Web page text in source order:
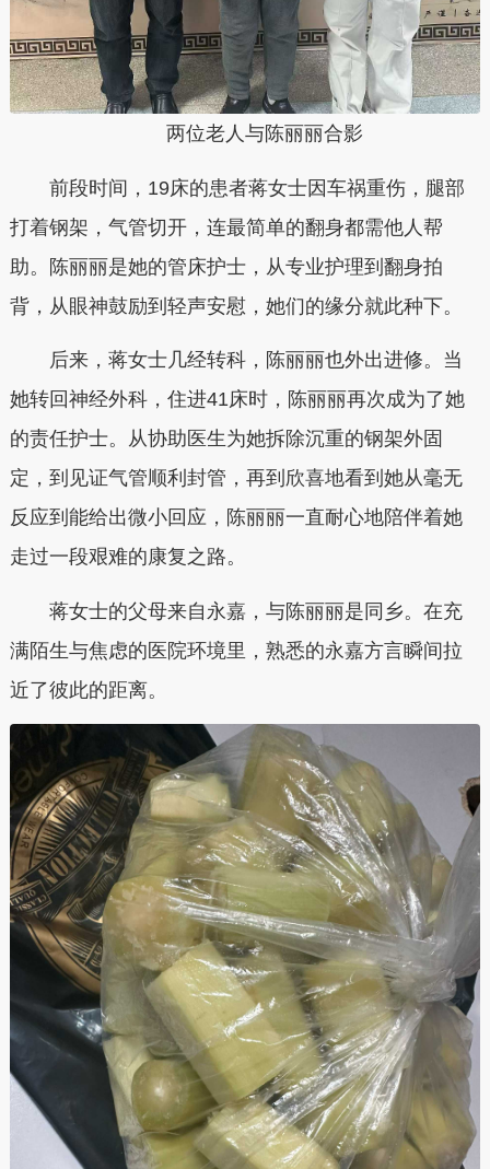
两位老人与陈丽丽合影
前段时间，19床的患者蒋女士因车祸重伤，腿部
打着钢架，气管切开，连最简单的翻身都需他人帮
助。陈丽丽是她的管床护士，从专业护理到翻身拍
背，从眼神鼓励到轻声安慰，她们的缘分就此种下。
后来，蒋女士几经转科，陈丽丽也外出进修。当
她转回神经外科，住进41床时，陈丽丽再次成为了她
的责任护士。从协助医生为她拆除沉重的钢架外固
定，到见证气管顺利封管，再到欣喜地看到她从毫无
反应到能给出微小回应，陈丽丽一直耐心地陪伴着她
走过一段艰难的康复之路。
蒋女士的父母来自永嘉，与陈丽丽是同乡。在充
满陌生与焦虑的医院环境里，熟悉的永嘉方言瞬间拉
近了彼此的距离。